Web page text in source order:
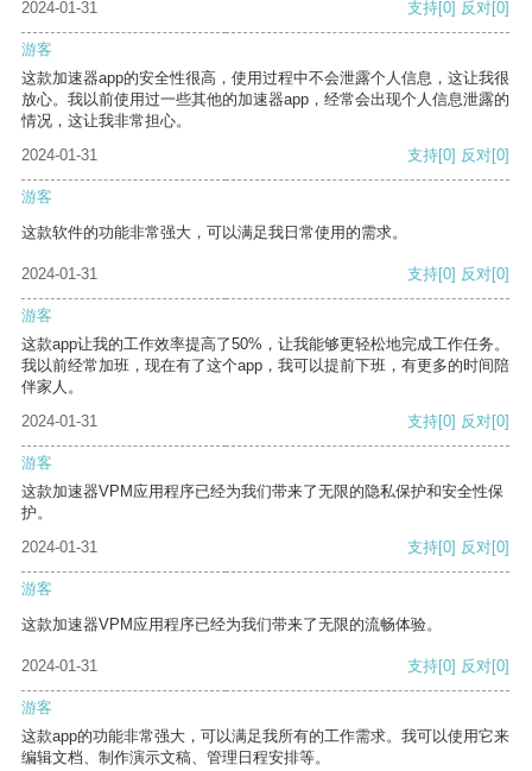
2024-01-31 支持[0] 反对[0]
游客
这款加速器app的安全性很高，使用过程中不会泄露个人信息，这让我很
放心。我以前使用过一些其他的加速器app，经常会出现个人信息泄露的
情况，这让我非常担心。
2024-01-31
支持[0] 反对[0]
游客
这款软件的功能非常强大，可以满足我日常使用的需求。
2024-01-31 支持[0] 反对[0]
游客
这款app让我的工作效率提高了50%，让我能够更轻松地完成工作任务。
我以前经常加班，现在有了这个app，我可以提前下班，有更多的时间陪
伴家人。
2024-01-31
支持[0] 反对[0]
游客
这款加速器VPM应用程序已经为我们带来了无限的隐私保护和安全性保
护。
2024-01-31
支持[0] 反对[0]
游客
这款加速器VPM应用程序已经为我们带来了无限的流畅体验。
2024-01-31 支持[0] 反对[0]
游客
这款app的功能非常强大，可以满足我所有的工作需求。我可以使用它来
编辑文档、制作演示文稿、管理日程安排等。